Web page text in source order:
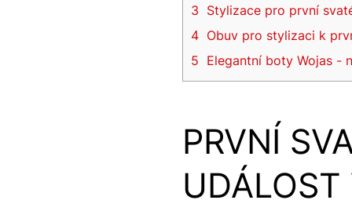
3 Stylizace pro první
4 Obuv pro stylizaci k
5 Elegantní boty Wojas -
PRVNÍ